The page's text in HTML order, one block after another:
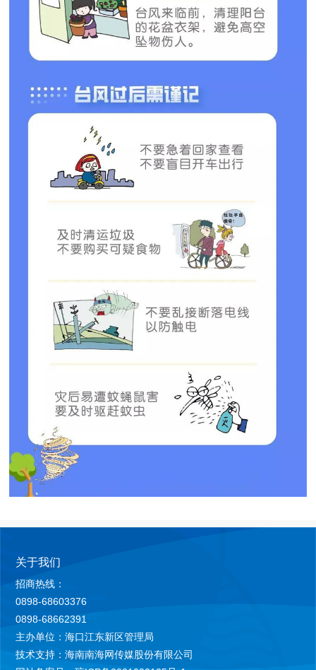
关于我们
招商热线：
0898-68603376
0898-68662391
主办单位：海口江东新区管理局
技术支持：海南南海网传媒股份有限公司